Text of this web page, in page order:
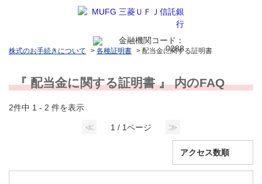
株式のお手続きについて > 各種証明書 > 配当金に関する証明書
『 配当金に関する証明書 』 内のFAQ
2件中 1 - 2 件を表示
≪ 1 / 1ページ ≫